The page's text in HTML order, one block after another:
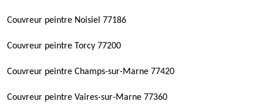
Couvreur peintre Noisiel 77186
Couvreur peintre Torcy 77200
Couvreur peintre Champs-sur-Marne 77420
Couvreur peintre Vaires-sur-Marne 77360